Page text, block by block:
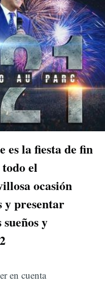
es la fiesta de fin
el
ocasión
y presentar
y
en cuenta